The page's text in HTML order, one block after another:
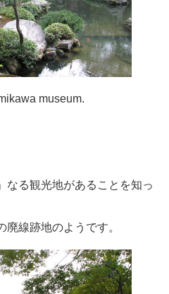
museum.
なる観光地があることを知っ
線跡地のようです。